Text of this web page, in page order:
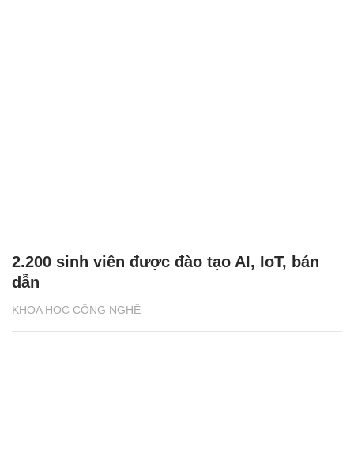
KHOA HỌC CÔNG NGHỆ
2.200 sinh viên được đào tạo AI, IoT, bán
dẫn